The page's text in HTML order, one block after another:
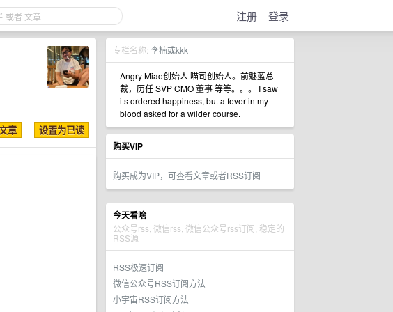
注册 登录
专栏名称: 李楠或kkk
Angry Miao创始人 喵司创始人。前魅蓝总
裁，历任 SVP CMO 董事 等等。。。 I saw
its ordered happiness, but a fever in my
blood asked for a wilder course.
购买VIP
购买成为VIP，可查看文章或者RSS订阅
今天看啥
公众号rss, 微信rss, 微信公众号rss订阅, 稳定的
RSS源
RSS极速订阅
微信公众号RSS订阅方法
小宇宙RSS订阅方法